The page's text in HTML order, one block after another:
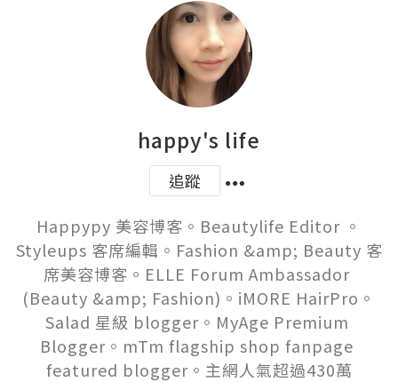
happy's life
追蹤
Happypy 美容博客。Beautylife Editor 。
Styleups 客席編輯。Fashion &amp; Beauty 客
席美容博客。ELLE Forum Ambassador
(Beauty &amp; Fashion)。iMORE HairPro。
Salad 星級 blogger。MyAge Premium
Blogger。mTm flagship shop fanpage
featured blogger。主網人氣超過430萬